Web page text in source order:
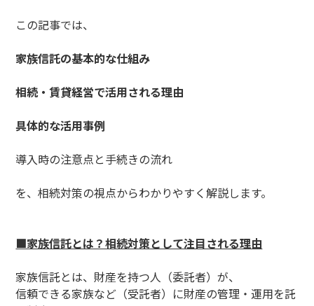
この記事では、
家族信託の基本的な仕組み
相続・賃貸経営で活用される理由
具体的な活用事例
導入時の注意点と手続きの流れ
を、相続対策の視点からわかりやすく解説します。
■家族信託とは？相続対策として注目される理由
家族信託とは、財産を持つ人（委託者）が、
信頼できる家族など（受託者）に財産の管理・運用を託